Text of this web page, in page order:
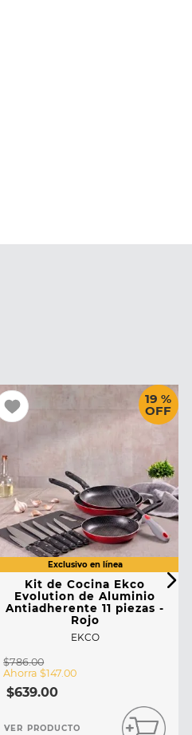
19 %
OFF
Kit de Cocina Ekco
Evolution de Aluminio
Antiadherente 11 piezas -
Rojo
EKCO
$786.00
Ahorra$147 .00
$639.00
VER PRODUCTO